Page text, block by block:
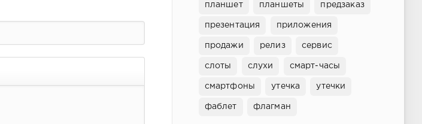
планшет планшеты предзаказ
презентация приложения
продажи релиз сервис
слоты слухи смарт-часы
смартфоны утечка утечки
фаблет флагман